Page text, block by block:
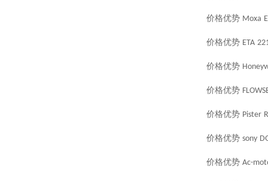
价格优势 Moxa
价格优势 ETA
价格优势
价格优势
价格优势 Pister
价格优势 sony
价格优势 Ac-